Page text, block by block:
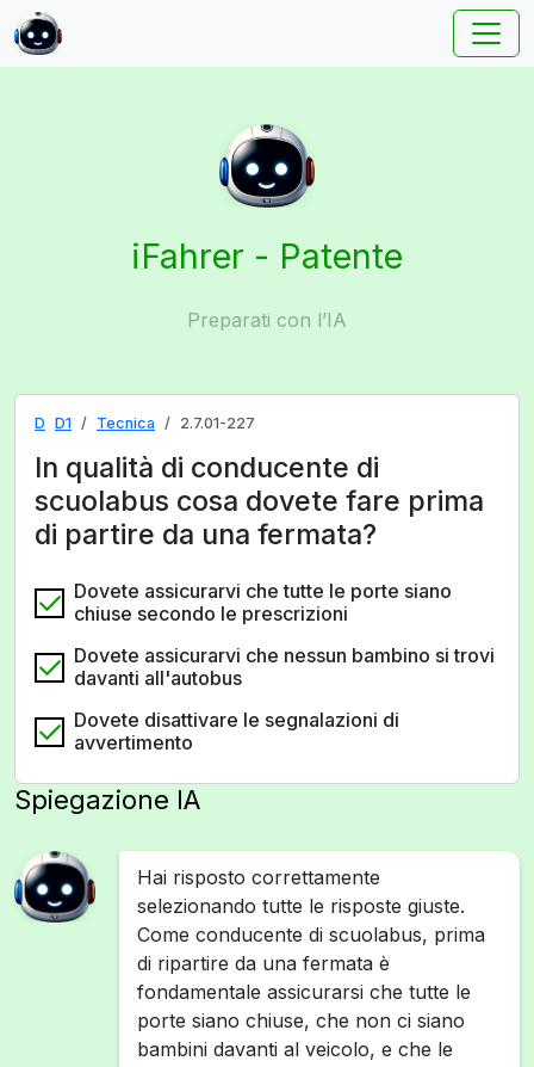
iFahrer - Patente
Preparati con l’IA
D D1 Tecnica 2.7.01-227
In qualità di conducente di
scuolabus cosa dovete fare prima
di partire da una fermata?
Dovete assicurarvi che tutte le porte siano
chiuse secondo le prescrizioni
Dovete assicurarvi che nessun bambino si trovi
davanti all'autobus
Dovete disattivare le segnalazioni di
avvertimento
Spiegazione IA
Hai risposto correttamente
selezionando tutte le risposte giuste.
Come conducente di scuolabus, prima
di ripartire da una fermata è
fondamentale assicurarsi che tutte le
porte siano chiuse, che non ci siano
bambini davanti al veicolo, e che le